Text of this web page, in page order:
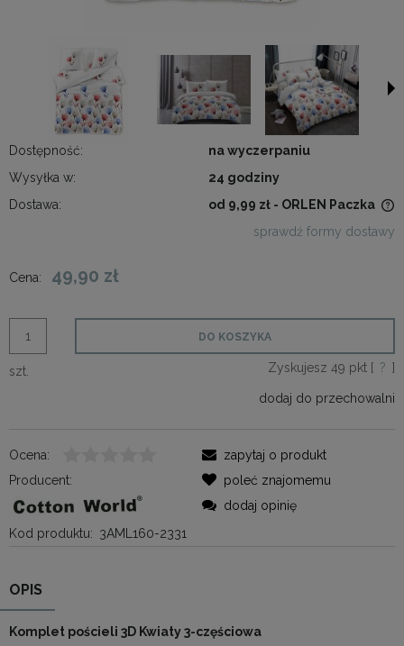
Dostępność:
na wyczerpaniu
Wysyłka w:
24 godziny
Dostawa:
od 9,99 zł - ORLEN Paczka
sprawdź formy dostawy
Cena: 49,90 zł
szt.
DO KOSZYKA
Zyskujesz 49 pkt [ ? ]
dodaj do przechowalni
Ocena:
Producent:
Kod produktu: 3AML160-2331
zapytaj o produkt
poleć znajomemu
dodaj opinię
OPIS
Komplet pościeli 3D Kwiaty 3-częściowa